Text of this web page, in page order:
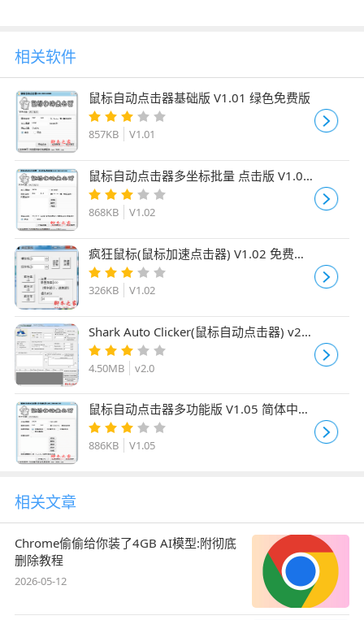
相关软件
鼠标自动点击器基础版 V1.01 绿色免费版
857KB V1.01
鼠标自动点击器多坐标批量 点击版 V1.02
绿色免费版
868KB V1.02
疯狂鼠标(鼠标加速点击器) V1.02 免费绿
色版
326KB V1.02
Shark Auto Clicker(鼠标自动点击器) v2.0
免费安装版
4.50MB v2.0
鼠标自动点击器多功能版 V1.05 简体中文
绿色免费版
886KB V1.05
相关文章
Chrome偷偷给你装了4GB AI模型:附彻底
删除教程
2026-05-12